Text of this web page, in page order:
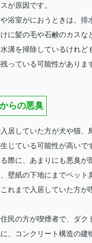
が原因です。
浴室がにおうときは、排
に髪の毛や石鹸のカスな
溝を掃除しているけれ
っている可能性がありま
らの悪臭
居していた方が犬や猫、
じている可能性が高いで
際に、あまりにも悪臭が
壁紙の下地にまでペット
これまで入居していた方
民の方が喫煙者で、ダク
、コンクリート構造の